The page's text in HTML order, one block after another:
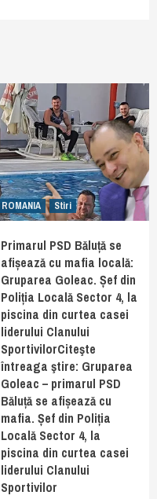
ROMANIA Stiri
Primarul PSD Băluță se
afișează cu mafia locală:
Gruparea Goleac. Șef din
Poliția Locală Sector 4, la
piscina din curtea casei
liderului Clanului
SportivilorCiteşte
întreaga ştire: Gruparea
Goleac – primarul PSD
Băluță se afișează cu
mafia. Șef din Poliția
Locală Sector 4, la
piscina din curtea casei
liderului Clanului
Sportivilor